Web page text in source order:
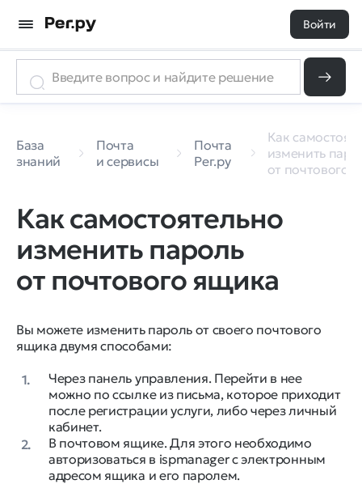
Войти
База
знаний
Почта
и сервисы
Почта
Рег.ру
Как
изменить
от почтового
Как самостоятельно
изменить пароль
от почтового ящика
Вы можете изменить пароль от своего почтового
ящика двумя способами:
1.
Через панель управления. Перейти в нее
можно по ссылке из письма, которое приходит
после регистрации услуги, либо через личный
кабинет.
2.
В почтовом ящике. Для этого необходимо
авторизоваться в ispmanager с электронным
адресом ящика и его паролем.